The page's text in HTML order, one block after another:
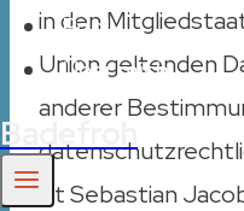
Pool
Über mich
Badefroh
in den
Union geltenden
anderer
ist Sebastian